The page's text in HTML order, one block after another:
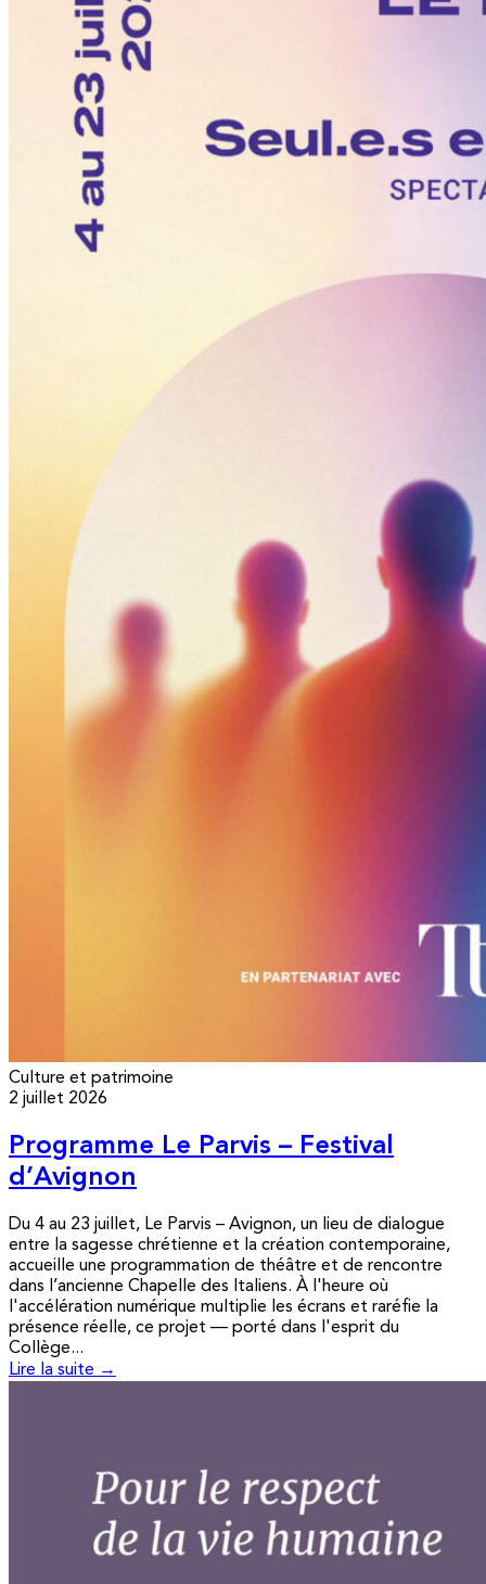
Culture et patrimoine
2 juillet 2026
Programme Le Parvis – Festival
d’Avignon
Du 4 au 23 juillet, Le Parvis – Avignon, un lieu de dialogue
entre la sagesse chrétienne et la création contemporaine,
accueille une programmation de théâtre et de rencontre
dans l’ancienne Chapelle des Italiens. À l'heure où
l'accélération numérique multiplie les écrans et raréfie la
présence réelle, ce projet — porté dans l'esprit du
Collège...
Lire la suite →